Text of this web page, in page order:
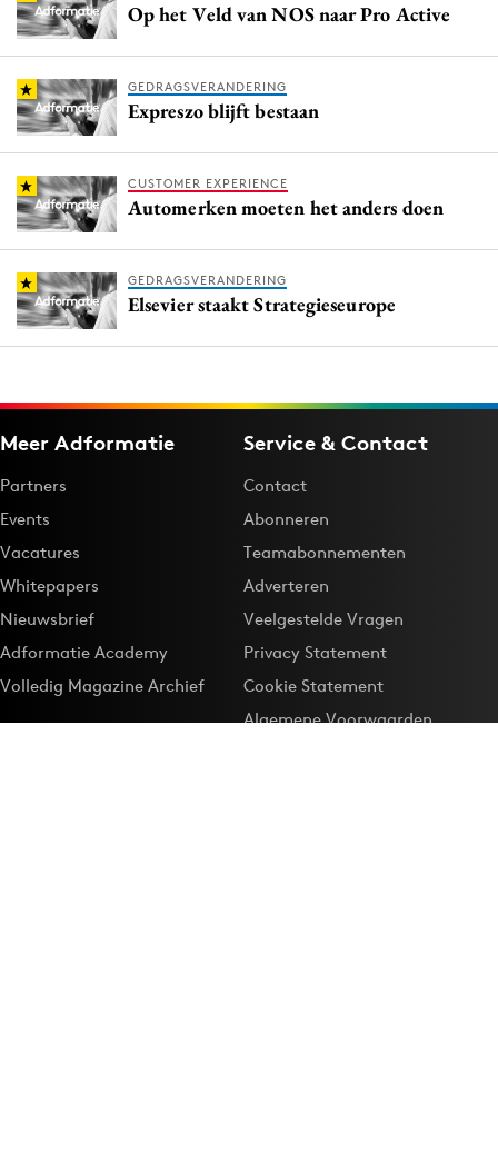
Op het Veld van NOS naar Pro Active
GEDRAGSVERANDERING
Expreszo blijft bestaan
CUSTOMER EXPERIENCE
Automerken moeten het anders doen
GEDRAGSVERANDERING
Elsevier staakt Strategieseurope
Meer Adformatie
Partners
Events
Vacatures
Whitepapers
Nieuwsbrief
Adformatie Academy
Volledig Magazine Archief
Service & Contact
Contact
Abonneren
Teamabonnementen
Adverteren
Veelgestelde Vragen
Privacy Statement
Cookie Statement
Algemene Voorwaarden